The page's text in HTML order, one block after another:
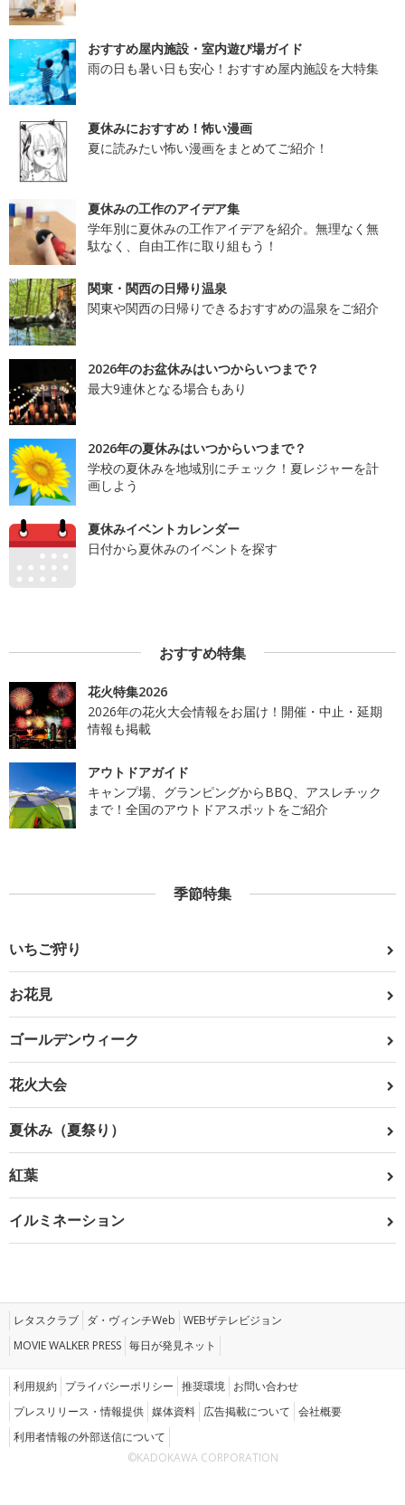
おすすめ屋内施設・室内遊び場ガイド
雨の日も暑い日も安心！おすすめ屋内施設を大特集
夏休みにおすすめ！怖い漫画
夏に読みたい怖い漫画をまとめてご紹介！
夏休みの工作のアイデア集
学年別に夏休みの工作アイデアを紹介。無理なく無
駄なく、自由工作に取り組もう！
関東・関西の日帰り温泉
関東や関西の日帰りできるおすすめの温泉をご紹介
2026年のお盆休みはいつからいつまで？
最大9連休となる場合もあり
2026年の夏休みはいつからいつまで？
学校の夏休みを地域別にチェック！夏レジャーを計
画しよう
夏休みイベントカレンダー
日付から夏休みのイベントを探す
おすすめ特集
花火特集2026
2026年の花火大会情報をお届け！開催・中止・延期
情報も掲載
アウトドアガイド
キャンプ場、グランピングからBBQ、アスレチック
まで！全国のアウトドアスポットをご紹介
季節特集
いちご狩り
お花見
ゴールデンウィーク
花火大会
夏休み（夏祭り）
紅葉
イルミネーション
レタスクラブ ダ・ヴィンチWeb WEBザテレビジョン
MOVIE WALKER PRESS 毎日が発見ネット
利用規約 プライバシーポリシー 推奨環境 お問い合わせ
プレスリリース・情報提供 媒体資料 広告掲載について 会社概要
利用者情報の外部送信について
©KADOKAWA CORPORATION